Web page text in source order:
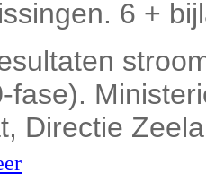
6 +
fase).
Directie